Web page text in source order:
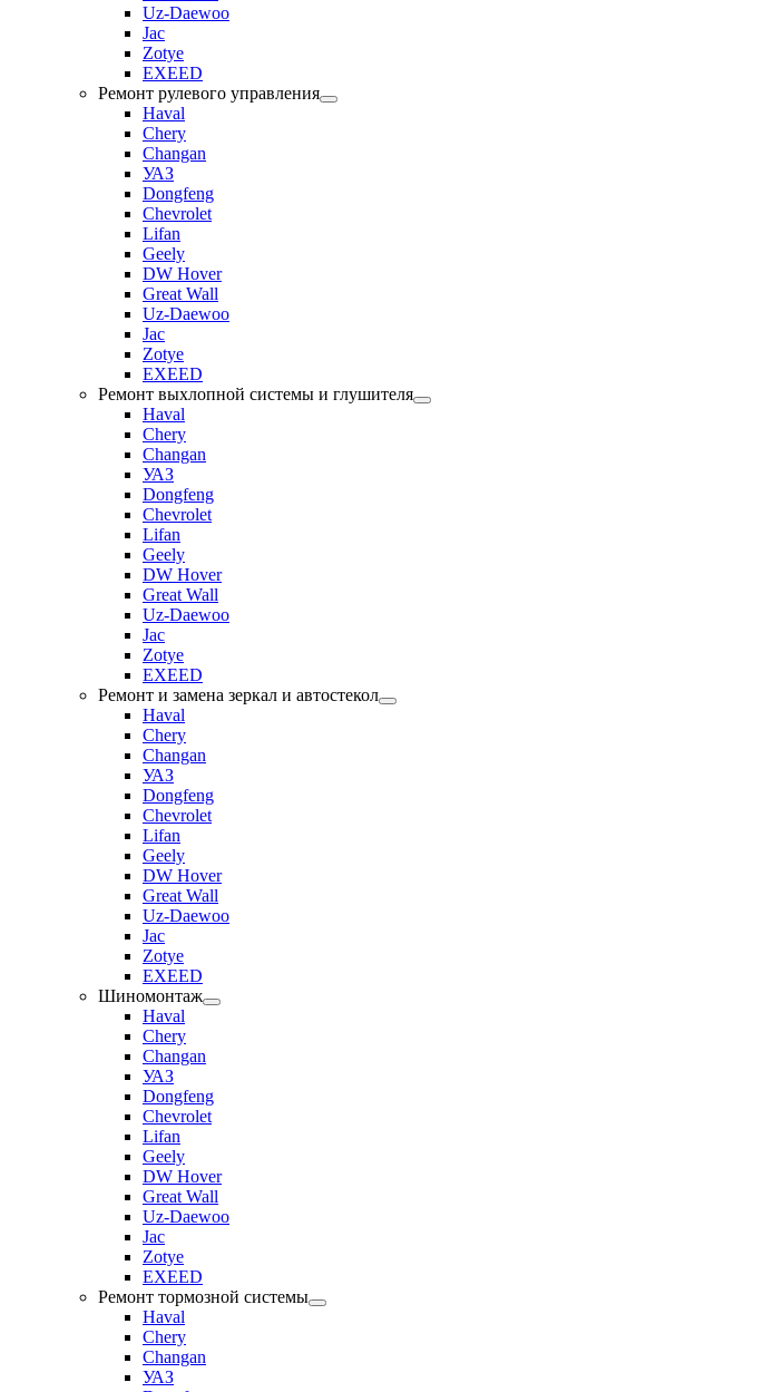
Uz-Daewoo
Jac
Zotye
EXEED
Ремонт рулевого управления
Haval
Chery
Changan
УАЗ
Dongfeng
Chevrolet
Lifan
Geely
DW Hover
Great Wall
Uz-Daewoo
Jac
Zotye
EXEED
Ремонт выхлопной системы и глушителя
Haval
Chery
Changan
УАЗ
Dongfeng
Chevrolet
Lifan
Geely
DW Hover
Great Wall
Uz-Daewoo
Jac
Zotye
EXEED
Ремонт и замена зеркал и автостекол
Haval
Chery
Changan
УАЗ
Dongfeng
Chevrolet
Lifan
Geely
DW Hover
Great Wall
Uz-Daewoo
Jac
Zotye
EXEED
Шиномонтаж
Haval
Chery
Changan
УАЗ
Dongfeng
Chevrolet
Lifan
Geely
DW Hover
Great Wall
Uz-Daewoo
Jac
Zotye
EXEED
Ремонт тормозной системы
Haval
Chery
Changan
УАЗ